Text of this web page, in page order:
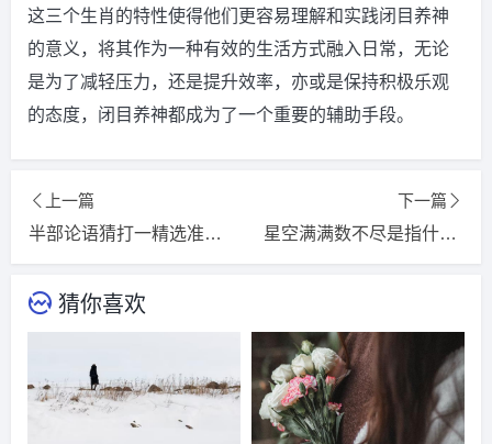
这三个生肖的特性使得他们更容易理解和实践闭目养神
的意义，将其作为一种有效的生活方式融入日常，无论
是为了减轻压力，还是提升效率，亦或是保持积极乐观
的态度，闭目养神都成为了一个重要的辅助手段。
上一篇
半部论语猜打一精选准确生肖，词语释义落实解释
下一篇
星空满满数不尽是指什么生肖，猜一精选词语解释落实释义
猜你喜欢